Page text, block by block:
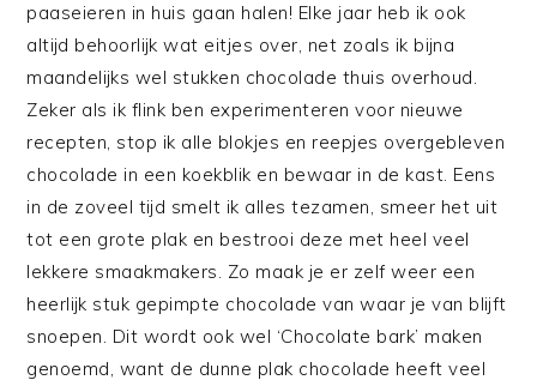
paaseieren in huis gaan halen! Elke jaar heb ik ook
altijd behoorlijk wat eitjes over, net zoals ik bijna
maandelijks wel stukken chocolade thuis overhoud.
Zeker als ik flink ben experimenteren voor nieuwe
recepten, stop ik alle blokjes en reepjes overgebleven
chocolade in een koekblik en bewaar in de kast. Eens
in de zoveel tijd smelt ik alles tezamen, smeer het uit
tot een grote plak en bestrooi deze met heel veel
lekkere smaakmakers. Zo maak je er zelf weer een
heerlijk stuk gepimpte chocolade van waar je van blijft
snoepen. Dit wordt ook wel ‘Chocolate bark’ maken
genoemd, want de dunne plak chocolade heeft veel